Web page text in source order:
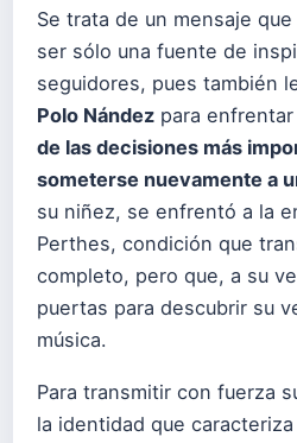
Se trata de un mensaje
ser sólo una fuente de
seguidores, pues también
Polo Nández para
de las decisiones más
someterse nuevamente a
su niñez, se enfrentó a la
Perthes, condición que
completo, pero que, a su
puertas para descubrir su
música.
Para transmitir con fuerza
la identidad que